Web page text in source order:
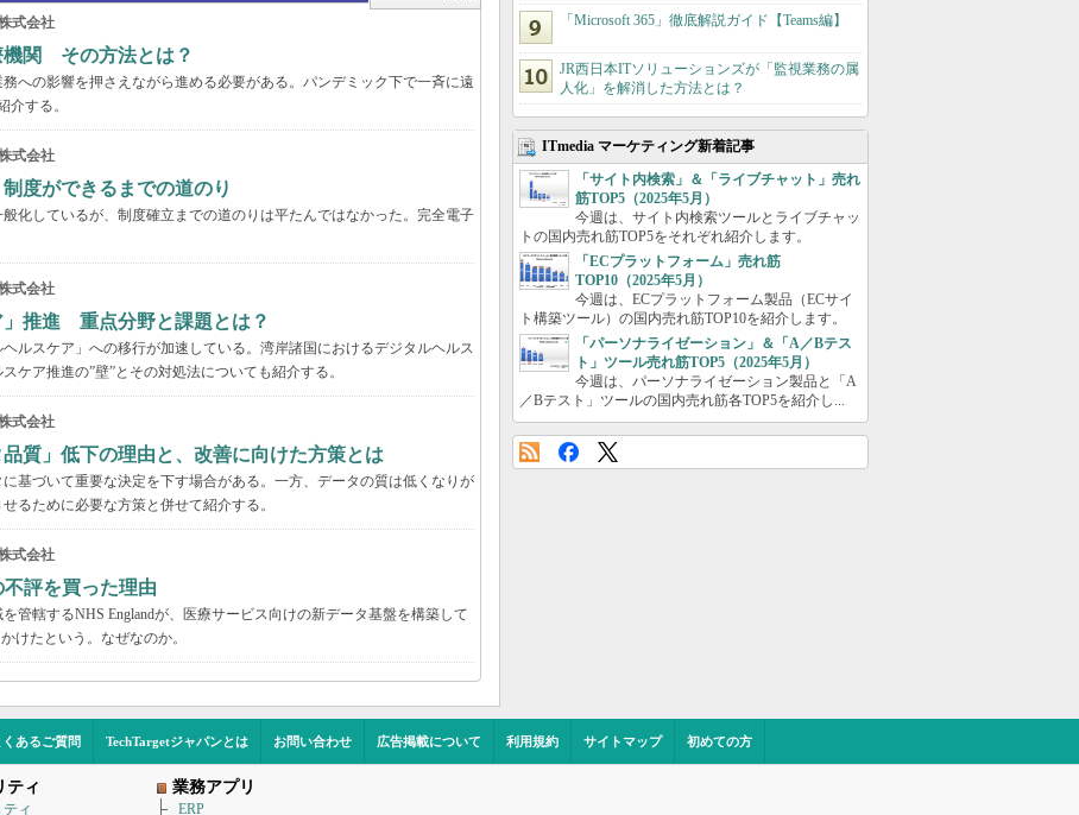
式会社
機関 その方法とは？
への影響を押さえながら進める必要がある。パンデミック下で一斉に遠
介する。
式会社
度ができるまでの道のり
化しているが、制度確立までの道のりは平たんではなかった。完全電子
式会社
推進 重点分野と課題とは？
ルスケア」への移行が加速している。湾岸諸国におけるデジタルヘルス
ケア推進の”壁”とその対処法についても紹介する。
式会社
質」低下の理由と、改善に向けた方策とは
基づいて重要な決定を下す場合がある。一方、データの質は低くなりが
るために必要な方策と併せて紹介する。
式会社
評を買った理由
管轄するNHS Englandが、医療サービス向けの新データ基盤を構築して
けたという。なぜなのか。
「Microsoft 365」徹底解説ガイド【Teams編】
JR西日本ITソリューションズが「監視業務の属
人化」を解消した方法とは？
ITmedia マーケティング新着記事
「サイト内検索」＆「ライブチャット」売れ
筋TOP5（2025年5月）
今週は、サイト内検索ツールとライブチャッ
トの国内売れ筋TOP5をそれぞれ紹介します。
「ECプラットフォーム」売れ筋
TOP10（2025年5月）
今週は、ECプラットフォーム製品（ECサイ
ト構築ツール）の国内売れ筋TOP10を紹介します。
「パーソナライゼーション」＆「A／Bテス
ト」ツール売れ筋TOP5（2025年5月）
今週は、パーソナライゼーション製品と「A
／Bテスト」ツールの国内売れ筋各TOP5を紹介し...
くあるご質問 TechTargetジャパンとは お問い合わせ 広告掲載について 利用規約 サイトマップ 初めての方
ティ
ィ
業務アプリ
ERP